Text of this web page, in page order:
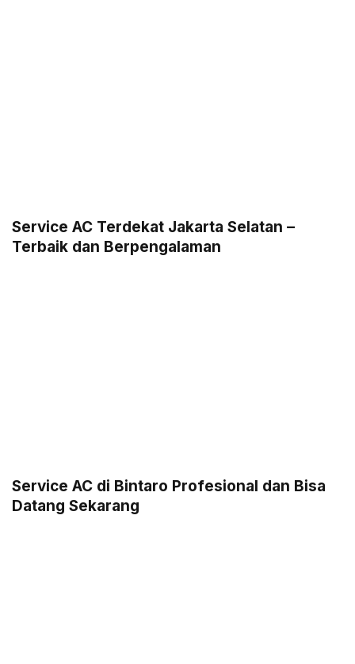
Service AC Terdekat Jakarta Selatan –
Terbaik dan Berpengalaman
Service AC di Bintaro Profesional dan Bisa
Datang Sekarang